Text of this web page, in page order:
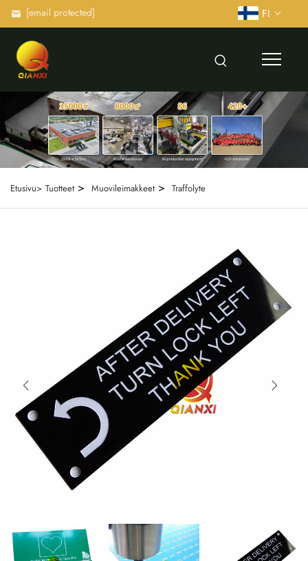
[email protected] FI
Etusivu> Tuotteet > Muovileimakkeet > Traffolyte